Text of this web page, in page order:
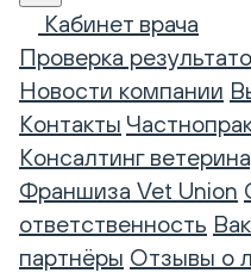
Кабинет врача
Проверка
Новости компании
Контакты
Консалтинг
Франшиза Vet Union
ответственность
партнёры Отзывы о